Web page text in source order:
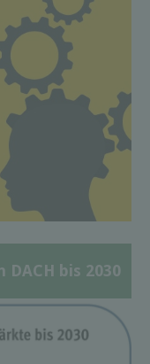
DACH bis 2030